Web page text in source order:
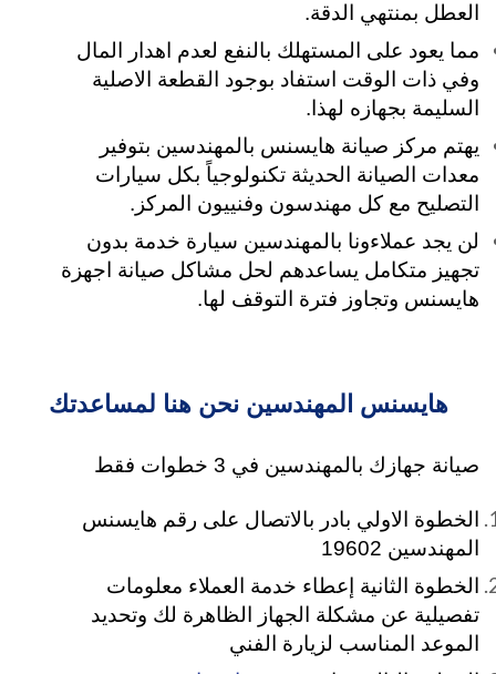
العطل بمنتهي الدقة.
مما يعود على المستهلك بالنفع لعدم اهدار المال
وفي ذات الوقت استفاد بوجود القطعة الاصلية
السليمة بجهازه لهذا.
يهتم مركز صيانة هايسنس بالمهندسين بتوفير
معدات الصيانة الحديثة تكنولوجياً بكل سيارات
التصليح مع كل مهندسون وفنييون المركز.
لن يجد عملاءونا بالمهندسين سيارة خدمة بدون
تجهيز متكامل يساعدهم لحل مشاكل صيانة اجهزة
هايسنس وتجاوز فترة التوقف لها.
هايسنس المهندسين نحن هنا لمساعدتك
صيانة جهازك بالمهندسين في 3 خطوات فقط
الخطوة الاولي بادر بالاتصال على رقم هايسنس
المهندسين 19602
الخطوة الثانية إعطاء خدمة العملاء معلومات
تفصيلية عن مشكلة الجهاز الظاهرة لك وتحديد
الموعد المناسب لزيارة الفني